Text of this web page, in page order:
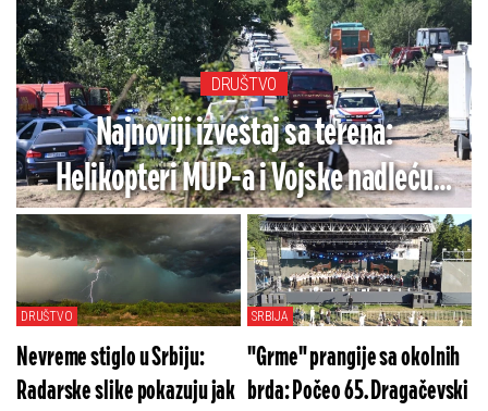
DRUŠTVO
Najnoviji izveštaj sa terena:
Helikopteri MUP-a i Vojske nadleću
vatrenu stihiju, gori na 6 lokacija u
Srbiji!
DRUŠTVO
Nevreme stiglo u Srbiju:
Radarske slike pokazuju jak
SRBIJA
"Grme" prangije sa okolnih
brda: Počeo 65. Dragačevski